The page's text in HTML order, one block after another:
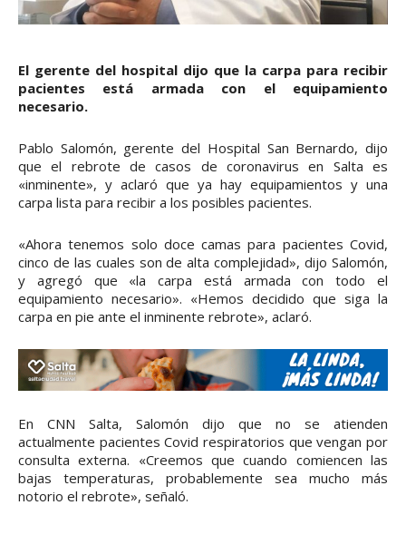
El gerente del hospital dijo que la carpa para recibir
pacientes está armada con el equipamiento
necesario.
Pablo Salomón, gerente del Hospital San Bernardo, dijo
que el rebrote de casos de coronavirus en Salta es
«inminente», y aclaró que ya hay equipamientos y una
carpa lista para recibir a los posibles pacientes.
«Ahora tenemos solo doce camas para pacientes Covid,
cinco de las cuales son de alta complejidad», dijo Salomón,
y agregó que «la carpa está armada con todo el
equipamiento necesario». «Hemos decidido que siga la
carpa en pie ante el inminente rebrote», aclaró.
En CNN Salta, Salomón dijo que no se atienden
actualmente pacientes Covid respiratorios que vengan por
consulta externa. «Creemos que cuando comiencen las
bajas temperaturas, probablemente sea mucho más
notorio el rebrote», señaló.